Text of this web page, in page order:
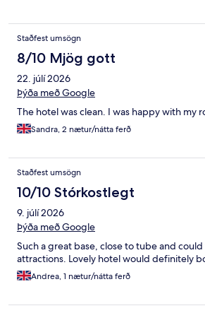
Staðfest umsögn
8/10 Mjög gott
22. júlí 2026
Þýða með Google
The hotel was clean. I was happy with my
Sandra, 2 nætur/nátta ferð
Staðfest umsögn
10/10 Stórkostlegt
9. júlí 2026
Þýða með Google
Such a great base, close to tube and
attractions. Lovely hotel would definitely
Andrea, 1 nætur/nátta ferð